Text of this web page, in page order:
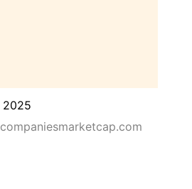
2025
companiesmarketcap.com